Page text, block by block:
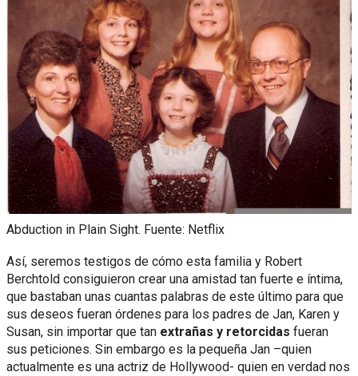
Abduction in Plain Sight. Fuente: Netflix
Así, seremos testigos de cómo esta familia y Robert
Berchtold consiguieron crear una amistad tan fuerte e íntima,
que bastaban unas cuantas palabras de este último para que
sus deseos fueran órdenes para los padres de Jan, Karen y
Susan, sin importar que tan extrañas y retorcidas fueran
sus peticiones. Sin embargo es la pequeña Jan –quien
actualmente es una actriz de Hollywood- quien en verdad nos